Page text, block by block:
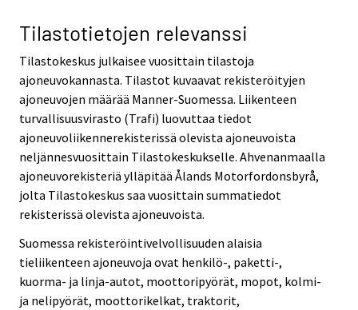
Tilastotietojen relevanssi
Tilastokeskus julkaisee vuosittain tilastoja
ajoneuvokannasta. Tilastot kuvaavat rekisteröityjen
ajoneuvojen määrää Manner-Suomessa. Liikenteen
turvallisuusvirasto (Trafi) luovuttaa tiedot
ajoneuvoliikennerekisterissä olevista ajoneuvoista
neljännesvuosittain Tilastokeskukselle. Ahvenanmaalla
ajoneuvorekisteriä ylläpitää Ålands Motorfordonsbyrå,
jolta Tilastokeskus saa vuosittain summatiedot
rekisterissä olevista ajoneuvoista.
Suomessa rekisteröintivelvollisuuden alaisia
tieliikenteen ajoneuvoja ovat henkilö-, paketti-,
kuorma- ja linja-autot, moottoripyörät, mopot, kolmi-
ja nelipyörät, moottorikelkat, traktorit,